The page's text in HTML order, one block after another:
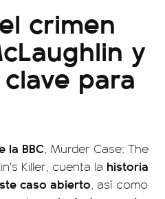
crimen
y
para
la BBC, Murder Case: The
Killer, cuenta la historia
caso abierto, así como